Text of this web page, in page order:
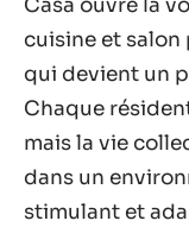
Casa ouvre la
cuisine et salon
qui devient un
Chaque
mais la vie
dans un
stimulant et